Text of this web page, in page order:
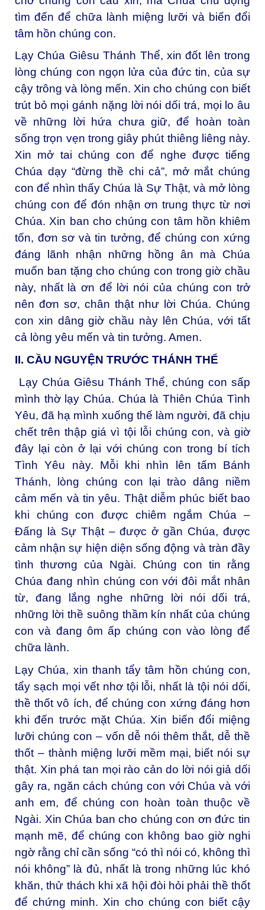
tìm đến để chữa lành miệng lưỡi và biến đổi
tâm hồn chúng con.
Lạy Chúa Giêsu Thánh Thể, xin đốt lên trong
lòng chúng con ngọn lửa của đức tin, của sự
cậy trông và lòng mến. Xin cho chúng con biết
trút bỏ mọi gánh nặng lời nói dối trá, mọi lo âu
về những lời hứa chưa giữ, để hoàn toàn
sống trọn vẹn trong giây phút thiêng liêng này.
Xin mở tai chúng con để nghe được tiếng
Chúa dạy “đừng thề chi cả”, mở mắt chúng
con để nhìn thấy Chúa là Sự Thật, và mở lòng
chúng con để đón nhận ơn trung thực từ nơi
Chúa. Xin ban cho chúng con tâm hồn khiêm
tốn, đơn sơ và tin tưởng, để chúng con xứng
đáng lãnh nhận những hồng ân mà Chúa
muốn ban tặng cho chúng con trong giờ chầu
này, nhất là ơn để lời nói của chúng con trở
nên đơn sơ, chân thật như lời Chúa. Chúng
con xin dâng giờ chầu này lên Chúa, với tất
cả lòng yêu mến và tin tưởng. Amen.
II. CẦU NGUYỆN TRƯỚC THÁNH THỂ
Lạy Chúa Giêsu Thánh Thể, chúng con sấp
mình thờ lạy Chúa. Chúa là Thiên Chúa Tình
Yêu, đã hạ mình xuống thế làm người, đã chịu
chết trên thập giá vì tội lỗi chúng con, và giờ
đây lại còn ở lại với chúng con trong bí tích
Tình Yêu này. Mỗi khi nhìn lên tấm Bánh
Thánh, lòng chúng con lại trào dâng niềm
cảm mến và tin yêu. Thật diễm phúc biết bao
khi chúng con được chiêm ngắm Chúa –
Đấng là Sự Thật – được ở gần Chúa, được
cảm nhận sự hiện diện sống động và tràn đầy
tình thương của Ngài. Chúng con tin rằng
Chúa đang nhìn chúng con với đôi mắt nhân
từ, đang lắng nghe những lời nói dối trá,
những lời thề suông thầm kín nhất của chúng
con và đang ôm ấp chúng con vào lòng để
chữa lành.
Lạy Chúa, xin thanh tẩy tâm hồn chúng con,
tẩy sạch mọi vết nhơ tội lỗi, nhất là tội nói dối,
thề thốt vô ích, để chúng con xứng đáng hơn
khi đến trước mặt Chúa. Xin biến đổi miệng
lưỡi chúng con – vốn dễ nói thêm thắt, dễ thề
thốt – thành miệng lưỡi mềm mại, biết nói sự
thật. Xin phá tan mọi rào cản do lời nói giả dối
gây ra, ngăn cách chúng con với Chúa và với
anh em, để chúng con hoàn toàn thuộc về
Ngài. Xin Chúa ban cho chúng con ơn đức tin
mạnh mẽ, để chúng con không bao giờ nghi
ngờ rằng chỉ cần sống “có thì nói có, không thì
nói không” là đủ, nhất là trong những lúc khó
khăn, thử thách khi xã hội đòi hỏi phải thề thốt
để chứng minh. Xin cho chúng con biết cậy